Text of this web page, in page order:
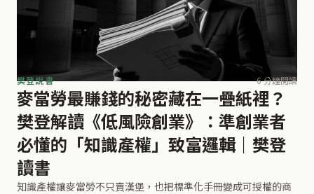
樊登說書 6 分鐘閱讀
麥當勞最賺錢的秘密藏在一疊紙裡？
樊登解讀《低風險創業》：準創業者
必懂的「知識產權」致富邏輯｜樊登
讀書
知識產權讓麥當勞不只賣漢堡，也把標準化手冊變成可授權的商